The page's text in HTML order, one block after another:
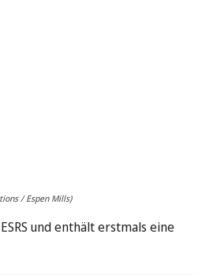
/ Espen Mills)
und enthält erstmals eine